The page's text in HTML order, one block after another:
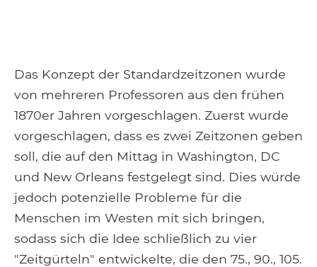
Das Konzept der Standardzeitzonen wurde
von mehreren Professoren aus den frühen
1870er Jahren vorgeschlagen. Zuerst wurde
vorgeschlagen, dass es zwei Zeitzonen geben
soll, die auf den Mittag in Washington, DC
und New Orleans festgelegt sind. Dies würde
jedoch potenzielle Probleme für die
Menschen im Westen mit sich bringen,
sodass sich die Idee schließlich zu vier
"Zeitgürteln" entwickelte, die den 75., 90., 105.